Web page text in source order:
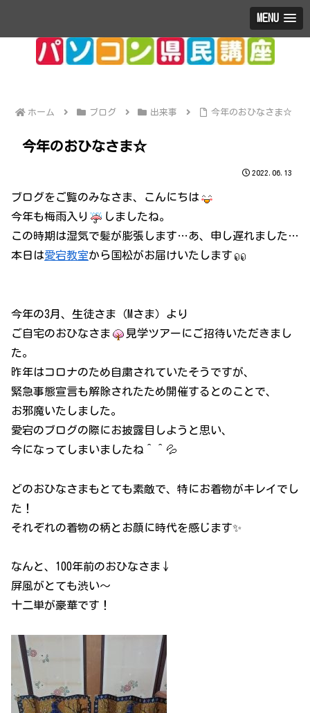
MENU
ホーム ブログ 出来事 今年のおひなさま☆
今年のおひなさま☆
2022.06.13
ブログをご覧のみなさま、こんにちは
今年も梅雨入り
しましたね。
この時期は湿気で髪が膨張します…あ、申し遅れました…
本日は愛宕教室から国松がお届けいたします
今年の3月、生徒さま（Mさま）より
ご自宅のおひなさま
見学ツアーにご招待いただきまし
た。
昨年はコロナのため自粛されていたそうですが、
緊急事態宣言も解除されたため開催するとのことで、
お邪魔いたしました。
愛宕のブログの際にお披露目しようと思い、
今になってしまいましたね＾＾💦
どのおひなさまもとても素敵で、特にお着物がキレイでし
た！
それぞれの着物の柄とお顔に時代を感じます✨
なんと、100年前のおひなさま↓
屏風がとても渋い～
十二単が豪華です！